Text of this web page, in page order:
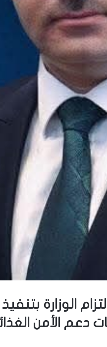
الوزارة
الأمن